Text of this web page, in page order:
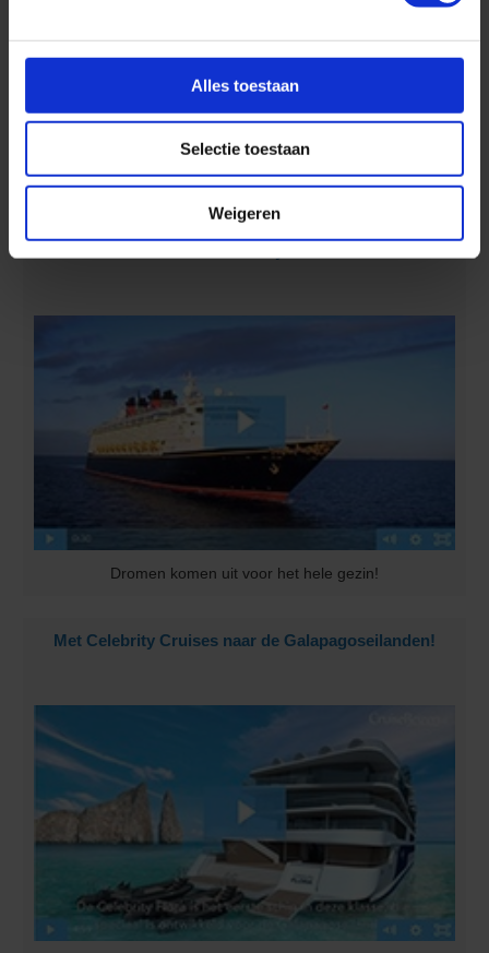
Alles toestaan
Selectie toestaan
Weigeren
Ontdek 4 tropische eilanden in 7 dagen :-)
Dromen komen uit voor het hele gezin!
Met Celebrity Cruises naar de Galapagoseilanden!